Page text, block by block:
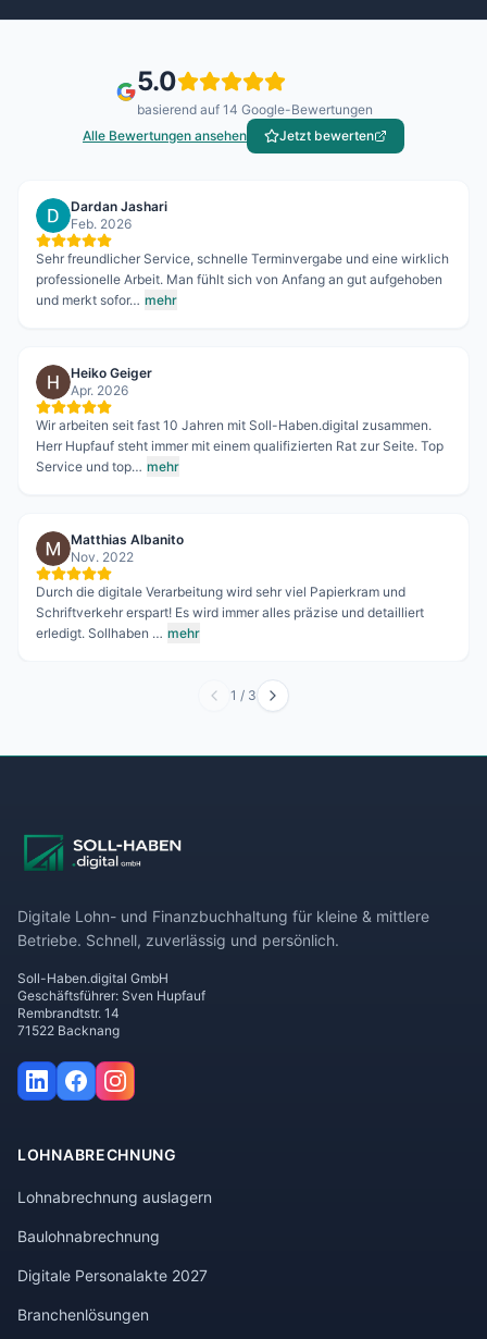
5.0
basierend auf 14 Google-Bewertungen
Alle Bewertungen ansehen
Jetzt bewerten
Dardan Jashari
Feb. 2026
Sehr freundlicher Service, schnelle Terminvergabe und eine wirklich
professionelle Arbeit. Man fühlt sich von Anfang an gut aufgehoben
und merkt sofor… mehr
Heiko Geiger
Apr. 2026
Wir arbeiten seit fast 10 Jahren mit Soll-Haben.digital zusammen.
Herr Hupfauf steht immer mit einem qualifizierten Rat zur Seite. Top
Service und top… mehr
Matthias Albanito
Nov. 2022
Durch die digitale Verarbeitung wird sehr viel Papierkram und
Schriftverkehr erspart! Es wird immer alles präzise und detailliert
erledigt. Sollhaben … mehr
1 / 3
Digitale Lohn- und Finanzbuchhaltung für kleine & mittlere
Betriebe. Schnell, zuverlässig und persönlich.
Soll-Haben.digital GmbH
Geschäftsführer: Sven Hupfauf
Rembrandtstr. 14
71522 Backnang
LOHNABRECHNUNG
Lohnabrechnung auslagern
Baulohnabrechnung
Digitale Personalakte 2027
Branchenlösungen